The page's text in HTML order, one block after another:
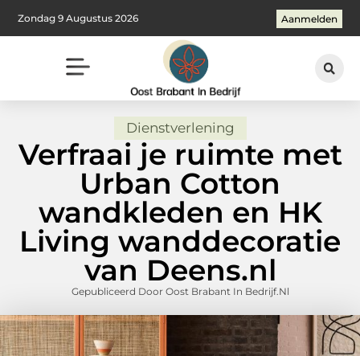
Zondag 9 Augustus 2026 Aanmelden
Dienstverlening
Verfraai je ruimte met
Urban Cotton
wandkleden en HK
Living wanddecoratie
van Deens.nl
Gepubliceerd Door Oost Brabant In Bedrijf.nl